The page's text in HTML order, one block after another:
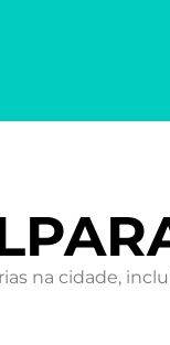
na cidade,